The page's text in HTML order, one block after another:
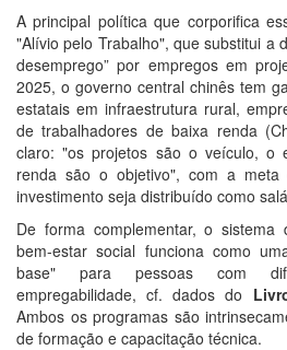
A principal política que corporifica
"Alívio pelo Trabalho", que substitui a
desemprego” por empregos em
2025, o governo central chinês tem
estatais em infraestrutura rural,
de trabalhadores de baixa renda
claro: "os projetos são o veículo, o
renda são o objetivo", com a
investimento seja distribuído como
De forma complementar, o
bem-estar social funciona como
base" para pessoas com
empregabilidade, cf. dados do
Ambos os programas são
de formação e capacitação técnica.